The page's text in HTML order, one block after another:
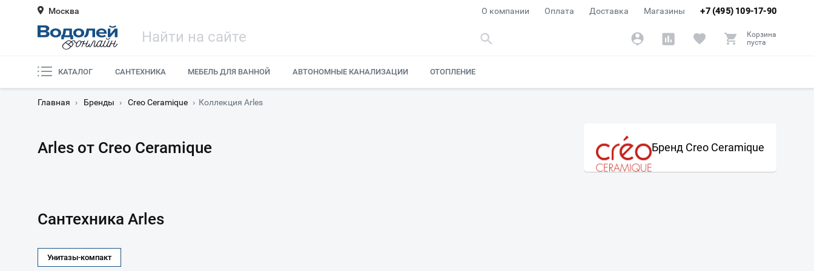
Москва +7 (495) 109-17-90
О компании Оплата Доставка Магазины
Корзина
пуста
КАТАЛОГ САНТЕХНИКА МЕБЕЛЬ ДЛЯ ВАННОЙ АВТОНОМНЫЕ КАНАЛИЗАЦИИ ОТОПЛЕНИЕ
Главная › Бренды › Creo Ceramique › Коллекция Arles
Arles от Creo Ceramique Бренд Creo Ceramique
Сантехника Arles
Унитазы-компакт